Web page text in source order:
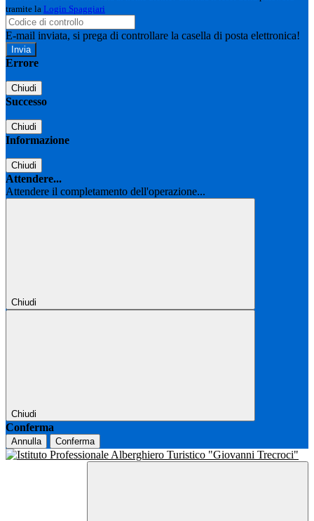
tramite la Login Spaggiari
E-mail inviata, si prega di controllare la casella di posta elettronica!
Errore
Chiudi
Successo
Chiudi
Informazione
Chiudi
Attendere...
Attendere il completamento dell'operazione...
Chiudi
Chiudi
Conferma
Annulla Conferma